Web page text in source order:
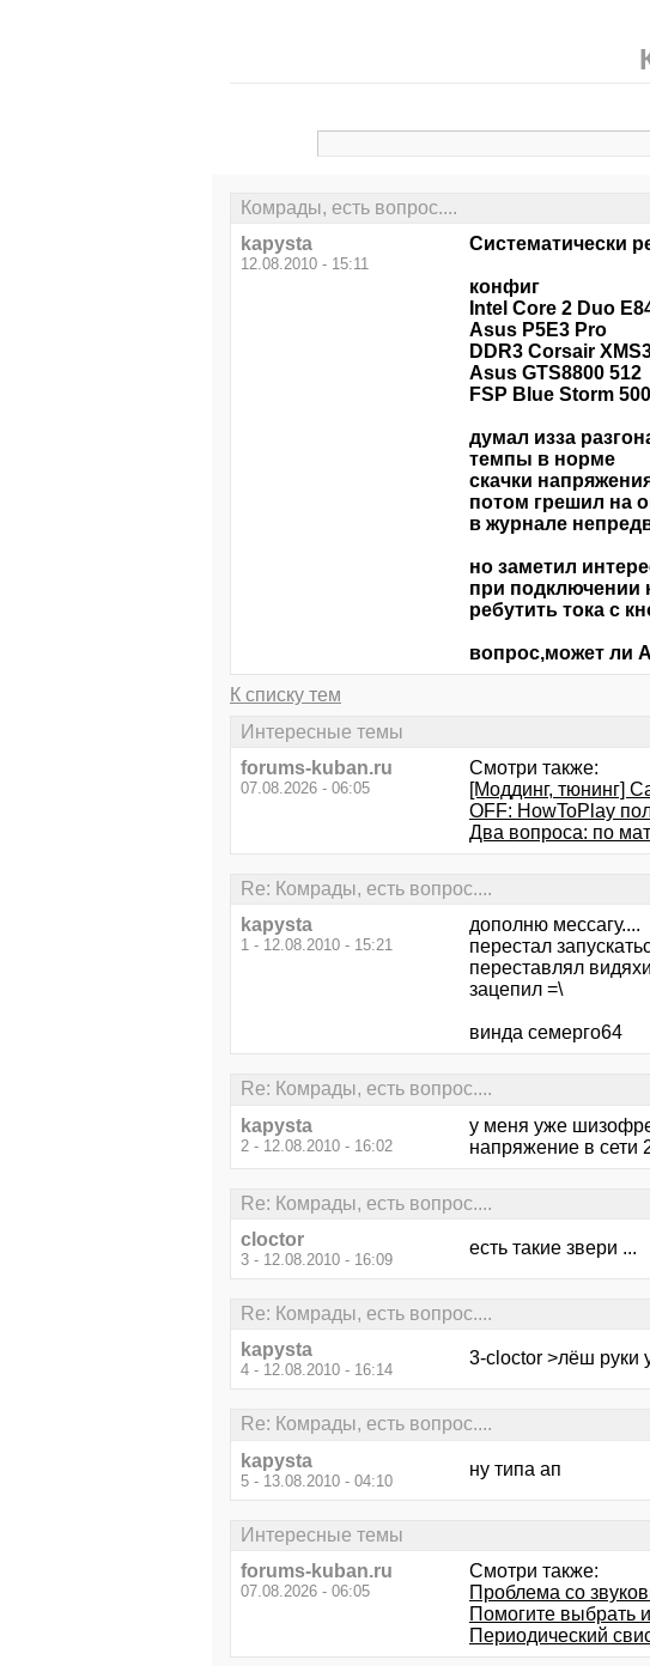
Комрады, есть вопрос....
kapysta
12.08.2010 - 15:11
Систематически
конфиг
Intel Core 2 Duo
Asus P5E3 Pro
DDR3 Corsair
Asus GTS8800 512
FSP Blue Storm
думал изза
темпы в норме
скачки
потом грешил на
в журнале
но заметил
при подключении
ребутить тока с
вопрос,может ли
К списку тем
Интересные темы
forums-kuban.ru
07.08.2026 - 06:05
Смотри также:
[Моддинг, тюнинг]
OFF: HowToPlay
Два вопроса: по
Re: Комрады, есть вопрос....
kapysta
1 - 12.08.2010 - 15:21
дополню мессагу....
перестал
переставлял
зацепил =\
винда семерго64
Re: Комрады, есть вопрос....
kapysta
2 - 12.08.2010 - 16:02
у меня уже
напряжение в сети
Re: Комрады, есть вопрос....
cloctor
3 - 12.08.2010 - 16:09
есть такие звери ...
Re: Комрады, есть вопрос....
kapysta
4 - 12.08.2010 - 16:14
3-cloctor >лёш руки
Re: Комрады, есть вопрос....
kapysta
5 - 13.08.2010 - 04:10
ну типа ап
Интересные темы
forums-kuban.ru
07.08.2026 - 06:05
Смотри также:
Проблема со
Помогите выбрать
Периодический